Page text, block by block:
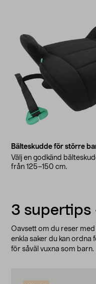
Bälteskudde för större
Välj en godkänd
från 125–150 cm.
3 supertips
Oavsett om du reser
enkla saker du kan ordna
för såväl vuxna som barn.